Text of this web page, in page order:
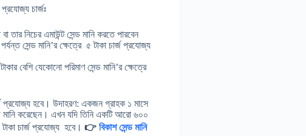
প্রযোজ্য চার্জঃ
তার নিচের এমাউন্ট সেন্ড মানি করতে পারবেন
সেন্ড মানি’র ক্ষেত্রে ৫ টাকা চার্জ প্রযোজ্য
বেশি যেকোনো পরিমাণ সেন্ড মানি’র ক্ষেত্রে
প্রযোজ্য হবে। উদাহরণ: একজন গ্রাহক ১ মাসে
মানি করেছেন। এখন যদি তিনি একটি আরো ৬০০
চার্জ প্রযোজ্য হবে। 👉 বিকাশ সেন্ড মানি